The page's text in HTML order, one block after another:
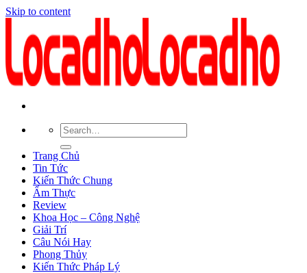
Skip to content
Trang Chủ
Tin Tức
Kiến Thức Chung
Ẩm Thực
Review
Khoa Học – Công Nghệ
Giải Trí
Câu Nói Hay
Phong Thủy
Kiến Thức Pháp Lý